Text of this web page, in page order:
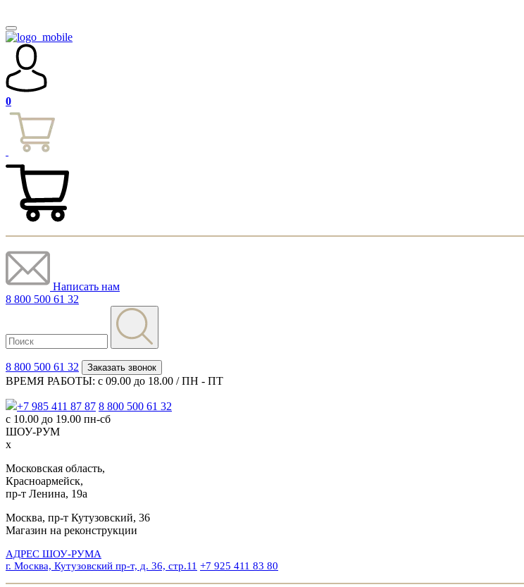
0
Написать нам
8 800 500 61 32
8 800 500 61 32 Заказать звонок
ВРЕМЯ РАБОТЫ: с 09.00 до 18.00 / ПН - ПТ
+7 985 411 87 87 8 800 500 61 32
с 10.00 до 19.00 пн-сб
ШОУ-РУМ
x
Московская область,
Красноармейск,
пр-т Ленина, 19а
Москва, пр-т Кутузовский, 36
Магазин на реконструкции
АДРЕС ШОУ-РУМА
г. Москва, Кутузовский пр-т, д. 36, стр.11 +7 925 411 83 80